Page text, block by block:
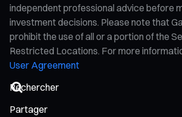
independent professional advice before
investment decisions. Please note that
prohibit the use of all or a portion of the
Restricted Locations. For more
User Agreement
Partager